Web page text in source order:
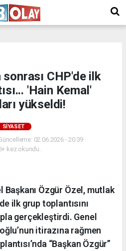
CHP'de ilk
'Hain Kemal'
yükseldi!
SIYASET
02.06.2026 - 20:39
kez okundu.
Başkanı Özgür Özel, mutlak
ilk grup toplantısını
gerçekleştirdi. Genel
itirazına rağmen
“Başkan Özgür”